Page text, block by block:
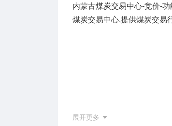
内蒙古煤炭交易中心-竞价-
煤炭交易中心,提供煤炭交易
展开更多